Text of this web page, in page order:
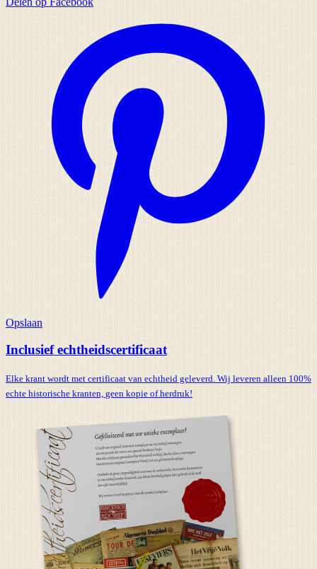
Opslaan
Inclusief echtheidscertificaat
Elke krant wordt met certificaat van echtheid geleverd. Wij leveren alleen 100%
echte historische kranten, geen kopie of herdruk!